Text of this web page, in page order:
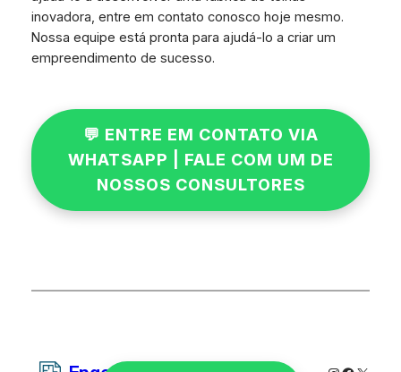
inovadora, entre em contato conosco hoje mesmo.
Nossa equipe está pronta para ajudá-lo a criar um
empreendimento de sucesso.